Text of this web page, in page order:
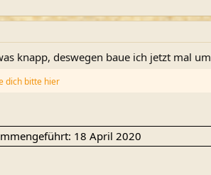
knapp, deswegen baue ich jetzt mal um
dich bitte hier
18 April 2020